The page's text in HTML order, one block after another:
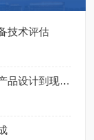
技术评估
二次压降及负荷测试仪什么品牌好：从产品设计到现场应用的观察